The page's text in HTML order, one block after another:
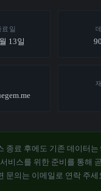
료일
13일
종료 후에도 기존 데이터는
비스를 위한 준비를 통해
문의는 이메일로 연락 주세